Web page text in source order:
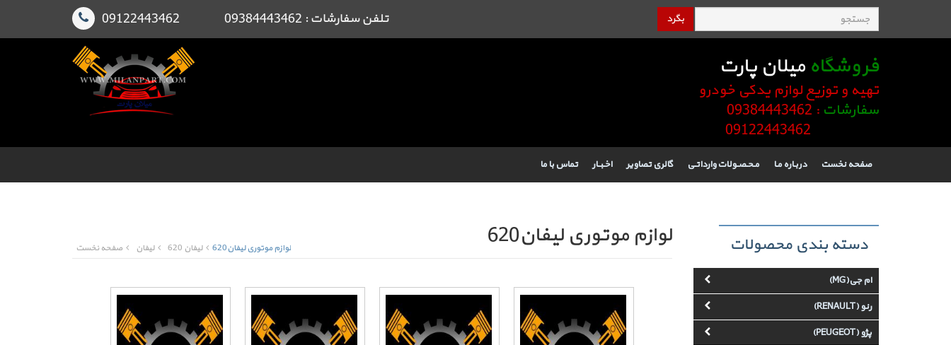
بگرد تلفن سفارشات : 09384443462 09122443462
فروشگاه میلان پارت
تهیه و توزیع لوازم یدکی خودرو
سفارشات : 09384443462
صفحه نخست دربـاره مـا مـحـصـولات وارداتـی گالری تصاویر اخـبــار تماس با ما
دسته بندی محصولات
ام جی(MG)
رنو (RENAULT)
پژو (PEUGEOT)
لوازم موتوری لیفان620 صفحه نخست لیفان لیفان 620 لوازم موتوری لیفان620